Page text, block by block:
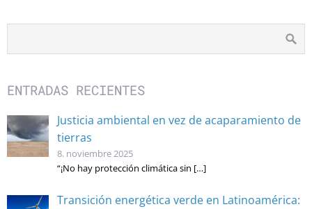
ENTRADAS RECIENTES
Justicia ambiental en vez de acaparamiento de
tierras
8. noviembre 2025
“¡No hay protección climática sin […]
Transición energética verde en Latinoamérica: